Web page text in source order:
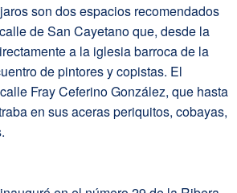
son dos espacios recomendados
de San Cayetano que, desde la
a la iglesia barroca de la
de pintores y copistas. El
Fray Ceferino González, que hasta
en sus aceras periquitos, cobayas,